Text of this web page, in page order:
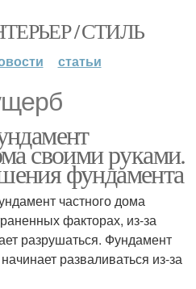
/ СТИЛЬ
статьи
своими руками.
фундамента
частного дома
факторах, из-за
разрушаться. Фундамент
разваливаться из-за